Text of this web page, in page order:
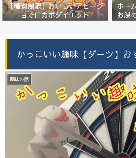
【糖質制限】おいしいアヒージ
ョでロカボダイエット
ホー
お湯
ャス
かっこいい趣味【ダーツ】お
趣味の話